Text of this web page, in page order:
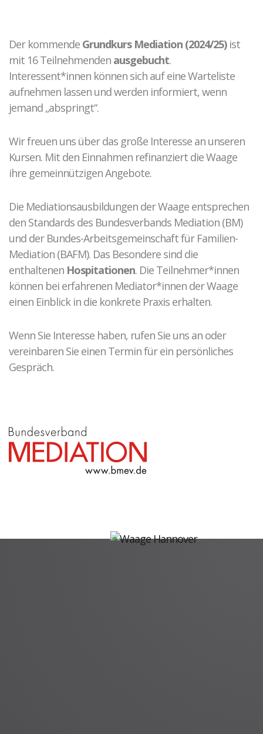
Fallspektrum TOA
Ergebnisse
Fallbeispiele
O-Töne TOA
Fallkonstellation
Netzwerk HAIP
Fallbeispiel
Elternkonflikte
Ablauf der Beratung / Vermittlung
Hintergrund
Fallbeispiele
Der kommende Grundkurs Mediation (2024/25)ist
mit 16 Teilnehmenden ausgebucht.
Interessent*innen können sich auf eine Warteliste
aufnehmen lassen und werden informiert, wenn
jemand „abspringt“.
Wir freuen uns über das große Interesse an unseren
Kursen. Mit den Einnahmen refinanziert die Waage
ihre gemeinnützigen Angebote.
Die Mediationsausbildungen der Waage entsprechen
den Standards des Bundesverbands Mediation (BM)
und der Bundes-Arbeitsgemeinschaft für Familien-
Mediation (BAFM). Das Besondere sind die
enthaltenen Hospitationen. Die Teilnehmer*innen
können bei erfahrenen Mediator*innen der Waage
einen Einblick in die konkrete Praxis erhalten.
Wenn Sie Interesse haben, rufen Sie uns an oder
vereinbaren Sie einen Termin für ein persönliches
Gespräch.